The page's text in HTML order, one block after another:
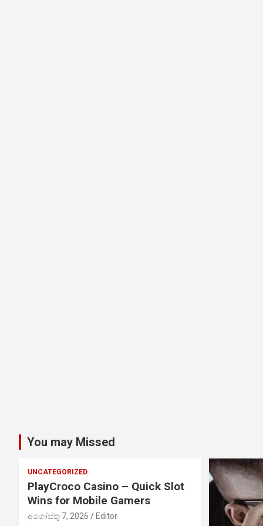
You may Missed
UNCATEGORIZED
PlayCroco Casino – Quick Slot
Wins for Mobile Gamers
අගෝස්තු 7, 2026 Editor